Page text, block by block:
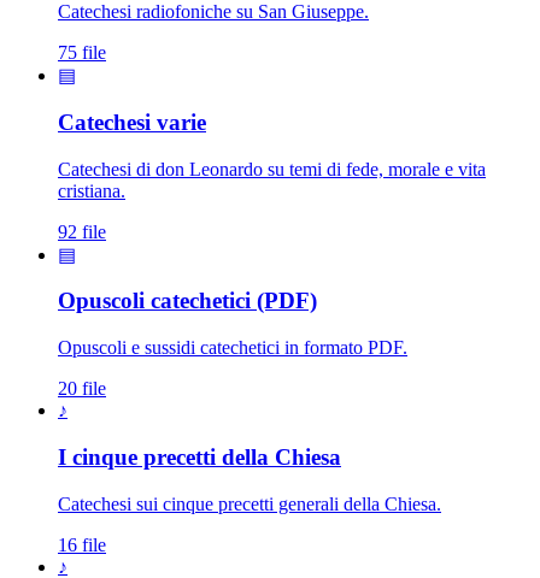
Catechesi radiofoniche su San Giuseppe.
75 file
▤
Catechesi varie
Catechesi di don Leonardo su temi di fede, morale e vita
cristiana.
92 file
▤
Opuscoli catechetici (PDF)
Opuscoli e sussidi catechetici in formato PDF.
20 file
♪
I cinque precetti della Chiesa
Catechesi sui cinque precetti generali della Chiesa.
16 file
♪